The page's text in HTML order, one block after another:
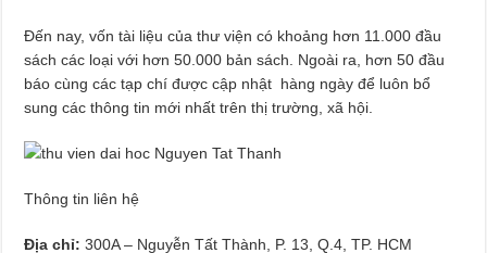
Đến nay, vốn tài liệu của thư viện có khoảng hơn 11.000 đầu
sách các loại với hơn 50.000 bản sách. Ngoài ra, hơn 50 đầu
báo cùng các tạp chí được cập nhật hàng ngày để luôn bổ
sung các thông tin mới nhất trên thị trường, xã hội.
Thông tin liên hệ
Địa chỉ: 300A – Nguyễn Tất Thành, P. 13, Q.4, TP. HCM